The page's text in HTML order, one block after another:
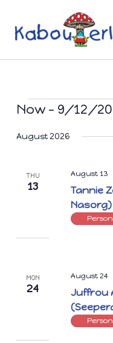
content
Events
Now - 9/12/
date.
August 2026
THU
13
Tannie
Nasorg)
August 13
MON
24
Juffrou
August 24